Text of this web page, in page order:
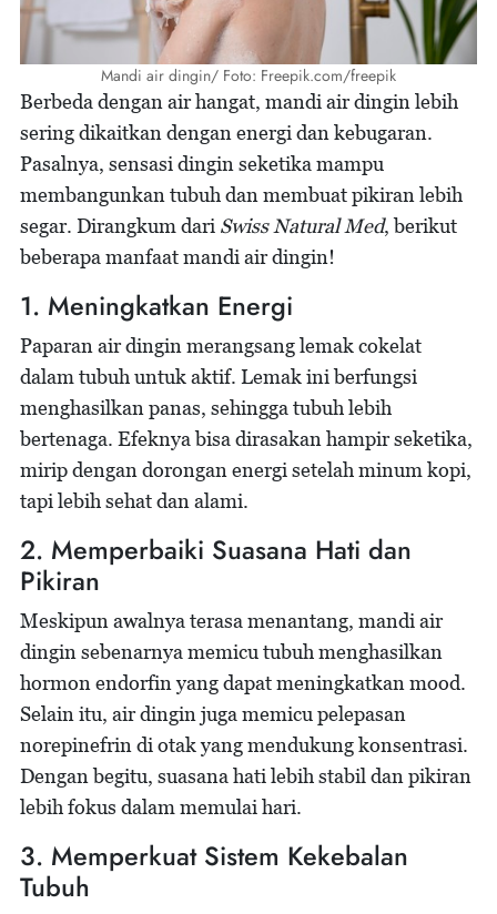
Mandi air dingin/ Foto: Freepik.com/freepik
Berbeda dengan air hangat, mandi air dingin lebih
sering dikaitkan dengan energi dan kebugaran.
Pasalnya, sensasi dingin seketika mampu
membangunkan tubuh dan membuat pikiran lebih
segar. Dirangkum dari Swiss Natural Med, berikut
beberapa manfaat mandi air dingin!
1. Meningkatkan Energi
Paparan air dingin merangsang lemak cokelat
dalam tubuh untuk aktif. Lemak ini berfungsi
menghasilkan panas, sehingga tubuh lebih
bertenaga. Efeknya bisa dirasakan hampir seketika,
mirip dengan dorongan energi setelah minum kopi,
tapi lebih sehat dan alami.
2. Memperbaiki Suasana Hati dan
Pikiran
Meskipun awalnya terasa menantang, mandi air
dingin sebenarnya memicu tubuh menghasilkan
hormon endorfin yang dapat meningkatkan mood.
Selain itu, air dingin juga memicu pelepasan
norepinefrin di otak yang mendukung konsentrasi.
Dengan begitu, suasana hati lebih stabil dan pikiran
lebih fokus dalam memulai hari.
3. Memperkuat Sistem Kekebalan
Tubuh